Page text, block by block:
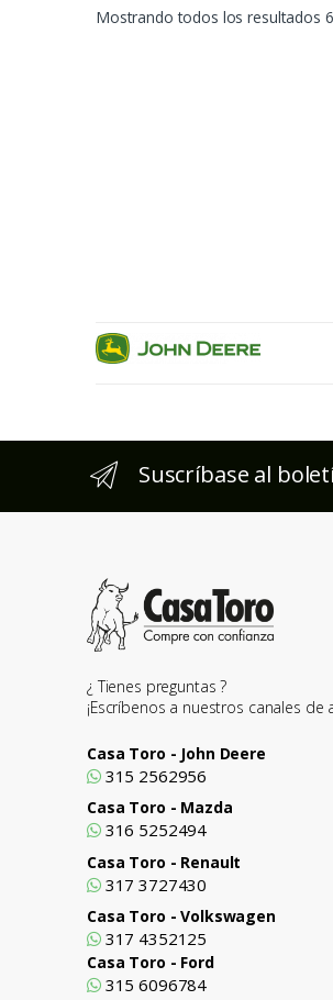
Mostrando todos los resultados 6
Suscríbase al
¿ Tienes preguntas ?
¡Escríbenos a nuestros canales de
Casa Toro - John Deere
315 2562956
Casa Toro - Mazda
316 5252494
Casa Toro - Renault
317 3727430
Casa Toro - Volkswagen
317 4352125
Casa Toro - Ford
315 6096784